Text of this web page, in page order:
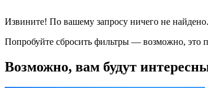
Извините! По вашему запросу ничего не найдено.
Попробуйте сбросить фильтры — возможно, это
Возможно, вам будут